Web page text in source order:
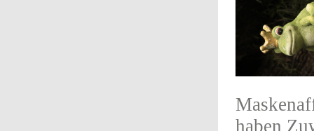
haben